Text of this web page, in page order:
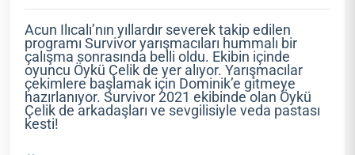
Acun Ilıcalı’nın yıllardır severek takip edilen
programı Survivor yarışmacıları hummalı bir
çalışma sonrasında belli oldu. Ekibin içinde
oyuncu Öykü Çelik de yer alıyor. Yarışmacılar
çekimlere başlamak için Dominik’e gitmeye
hazırlanıyor. Survivor 2021 ekibinde olan Öykü
Çelik de arkadaşları ve sevgilisiyle veda pastası
kesti!